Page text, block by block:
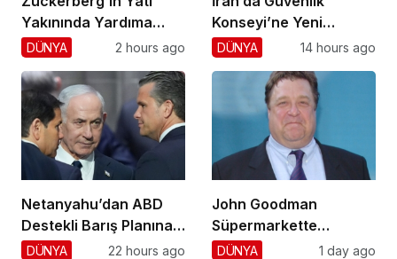
Yakınında Yardıma
Cevap Vermedi
DÜNYA 2 hours ago
Konseyi’ne Yeni
Atama!
DÜNYA 14 hours ago
Netanyahu’dan ABD
Destekli Barış Planına
Ret!
DÜNYA 22 hours ago
John Goodman
Süpermarkette
Hayranlarını Şaşırttı!
DÜNYA 1 day ago